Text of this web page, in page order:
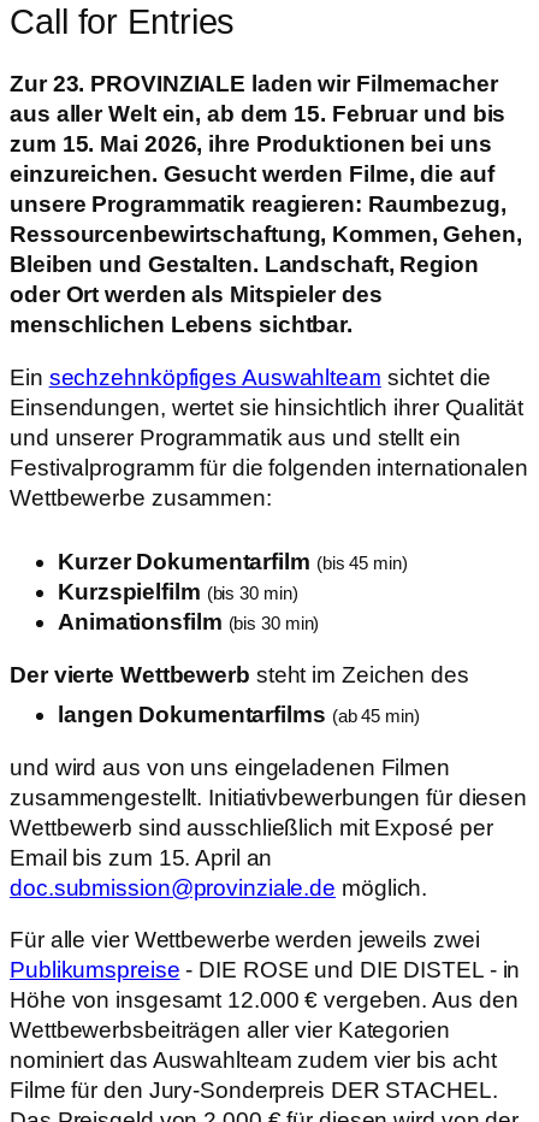
Call for Entries
Zur 23. PROVINZIALE laden wir Filmemacher
aus aller Welt ein, ab dem 15. Februar und bis
zum 15. Mai 2026, ihre Produktionen bei uns
einzureichen. Gesucht werden Filme, die auf
unsere Programmatik reagieren: Raumbezug,
Ressourcenbewirtschaftung, Kommen, Gehen,
Bleiben und Gestalten. Landschaft, Region
oder Ort werden als Mitspieler des
menschlichen Lebens sichtbar.
Ein sechzehnköpfiges Auswahlteam sichtet die
Einsendungen, wertet sie hinsichtlich ihrer Qualität
und unserer Programmatik aus und stellt ein
Festivalprogramm für die folgenden internationalen
Wettbewerbe zusammen:
Kurzer Dokumentarfilm (bis 45 min)
Kurzspielfilm (bis 30 min)
Animationsfilm (bis 30 min)
Der vierte Wettbewerb steht im Zeichen des
langen Dokumentarfilms (ab 45 min)
und wird aus von uns eingeladenen Filmen
zusammengestellt. Initiativbewerbungen für diesen
Wettbewerb sind ausschließlich mit Exposé per
Email bis zum 15. April an
doc.submission@provinziale.de möglich.
Für alle vier Wettbewerbe werden jeweils zwei
Publikumspreise - DIE ROSE und DIE DISTEL - in
Höhe von insgesamt 12.000 € vergeben. Aus den
Wettbewerbsbeiträgen aller vier Kategorien
nominiert das Auswahlteam zudem vier bis acht
Filme für den Jury-Sonderpreis DER STACHEL.